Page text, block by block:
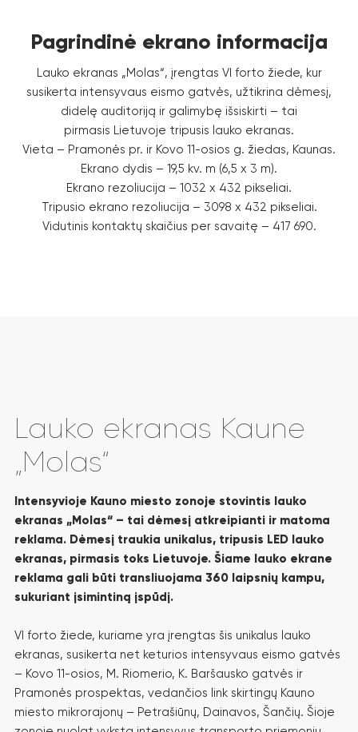
EKRANAS
KAUNE
417.690
KONTAKTŲ PER SAV.
Pagrindinė ekrano informacija
Lauko ekranas „Molas“, įrengtas VI forto žiede, kur
susikerta intensyvaus eismo gatvės, užtikrina dėmesį,
didelę auditoriją ir galimybę išsiskirti – tai
pirmasis Lietuvoje tripusis lauko ekranas.
Vieta – Pramonės pr. ir Kovo 11-osios g. žiedas, Kaunas.
Ekrano dydis – 19,5 kv. m (6,5 x 3 m).
Ekrano rezoliucija – 1032 x 432 pikseliai.
Tripusio ekrano rezoliucija – 3098 x 432 pikseliai.
Vidutinis kontaktų skaičius per savaitę – 417 690.
Lauko ekranas Kaune
„Molas“
Intensyvioje Kauno miesto zonoje stovintis lauko
ekranas „Molas“ – tai dėmesį atkreipianti ir matoma
reklama. Dėmesį traukia unikalus, tripusis LED lauko
ekranas, pirmasis toks Lietuvoje. Šiame lauko ekrane
reklama gali būti transliuojama 360 laipsnių kampu,
sukuriant įsimintiną įspūdį.
VI forto žiede, kuriame yra įrengtas šis unikalus lauko
ekranas, susikerta net keturios intensyvaus eismo gatvės
– Kovo 11-osios, M. Riomerio, K. Baršausko gatvės ir
Pramonės prospektas, vedančios link skirtingų Kauno
miesto mikrorajonų – Petrašiūnų, Dainavos, Šančių. Šioje